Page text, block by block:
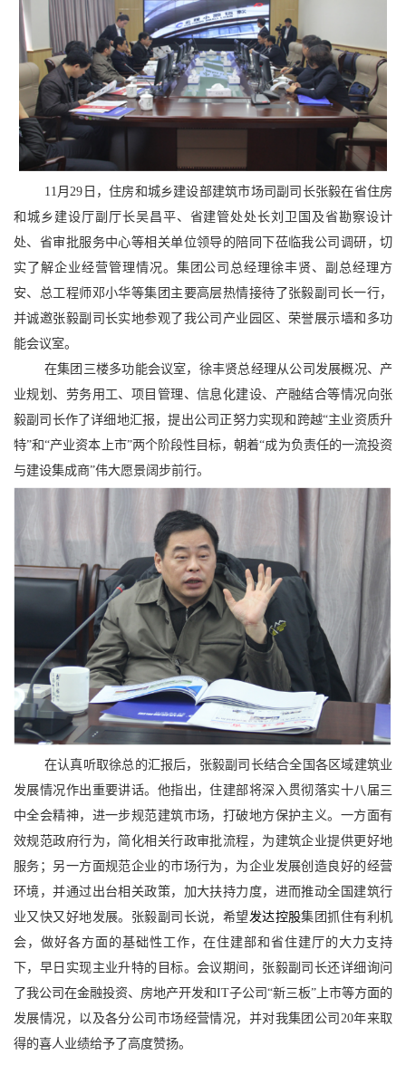
11月29日，住房和城乡建设部建筑市场司副司长张毅在省住房
和城乡建设厅副厅长吴昌平、省建管处处长刘卫国及省勘察设计
处、省审批服务中心等相关单位领导的陪同下莅临我公司调研，切
实了解企业经营管理情况。集团公司总经理徐丰贤、副总经理方
安、总工程师邓小华等集团主要高层热情接待了张毅副司长一行，
并诚邀张毅副司长实地参观了我公司产业园区、荣誉展示墙和多功
能会议室。
在集团三楼多功能会议室，徐丰贤总经理从公司发展概况、产
业规划、劳务用工、项目管理、信息化建设、产融结合等情况向张
毅副司长作了详细地汇报，提出公司正努力实现和跨越“主业资质升
特”和“产业资本上市”两个阶段性目标，朝着“成为负责任的一流投资
与建设集成商”伟大愿景阔步前行。
在认真听取徐总的汇报后，张毅副司长结合全国各区域建筑业
发展情况作出重要讲话。他指出，住建部将深入贯彻落实十八届三
中全会精神，进一步规范建筑市场，打破地方保护主义。一方面有
效规范政府行为，简化相关行政审批流程，为建筑企业提供更好地
服务；另一方面规范企业的市场行为，为企业发展创造良好的经营
环境，并通过出台相关政策，加大扶持力度，进而推动全国建筑行
业又快又好地发展。张毅副司长说，希望发达控股集团抓住有利机
会，做好各方面的基础性工作，在住建部和省住建厅的大力支持
下，早日实现主业升特的目标。会议期间，张毅副司长还详细询问
了我公司在金融投资、房地产开发和IT子公司“新三板”上市等方面的
发展情况，以及各分公司市场经营情况，并对我集团公司20年来取
得的喜人业绩给予了高度赞扬。